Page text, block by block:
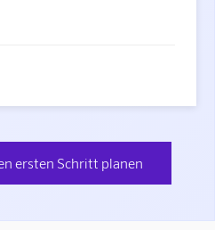
ersten Schritt planen